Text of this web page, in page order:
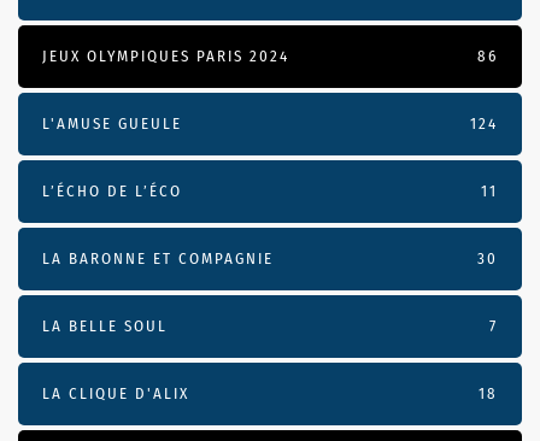
JEUX OLYMPIQUES PARIS 2024 86
L'AMUSE GUEULE 124
L’ÉCHO DE L’ÉCO 11
LA BARONNE ET COMPAGNIE 30
LA BELLE SOUL 7
LA CLIQUE D'ALIX 18